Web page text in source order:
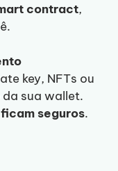
contract,
key, NFTs ou
da sua wallet.
seguros.